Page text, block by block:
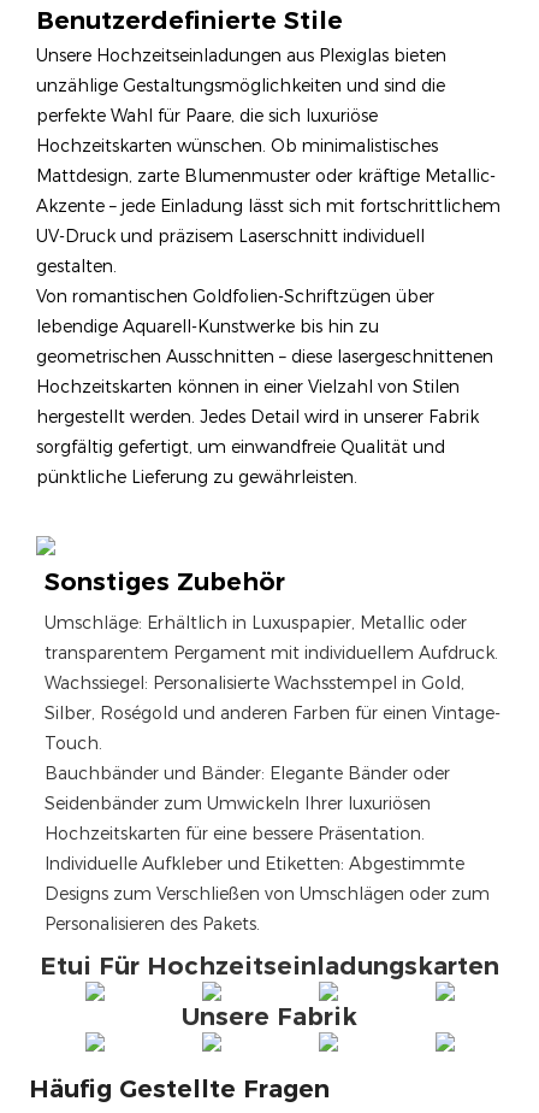
Benutzerdefinierte Stile
Unsere Hochzeitseinladungen aus Plexiglas bieten
unzählige Gestaltungsmöglichkeiten und sind die
perfekte Wahl für Paare, die sich luxuriöse
Hochzeitskarten wünschen. Ob minimalistisches
Mattdesign, zarte Blumenmuster oder kräftige Metallic-
Akzente – jede Einladung lässt sich mit fortschrittlichem
UV-Druck und präzisem Laserschnitt individuell
gestalten.
Von romantischen Goldfolien-Schriftzügen über
lebendige Aquarell-Kunstwerke bis hin zu
geometrischen Ausschnitten – diese lasergeschnittenen
Hochzeitskarten können in einer Vielzahl von Stilen
hergestellt werden. Jedes Detail wird in unserer Fabrik
sorgfältig gefertigt, um einwandfreie Qualität und
pünktliche Lieferung zu gewährleisten.
Sonstiges Zubehör
Umschläge: Erhältlich in Luxuspapier, Metallic oder
transparentem Pergament mit individuellem Aufdruck.
Wachssiegel: Personalisierte Wachsstempel in Gold,
Silber, Roségold und anderen Farben für einen Vintage-
Touch.
Bauchbänder und Bänder: Elegante Bänder oder
Seidenbänder zum Umwickeln Ihrer luxuriösen
Hochzeitskarten für eine bessere Präsentation.
Individuelle Aufkleber und Etiketten: Abgestimmte
Designs zum Verschließen von Umschlägen oder zum
Personalisieren des Pakets.
Etui Für Hochzeitseinladungskarten
Unsere Fabrik
Häufig Gestellte Fragen